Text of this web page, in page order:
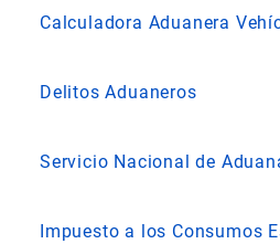
Calculadora Aduanera
Delitos Aduaneros
Servicio Nacional de
Impuesto a los Consumos